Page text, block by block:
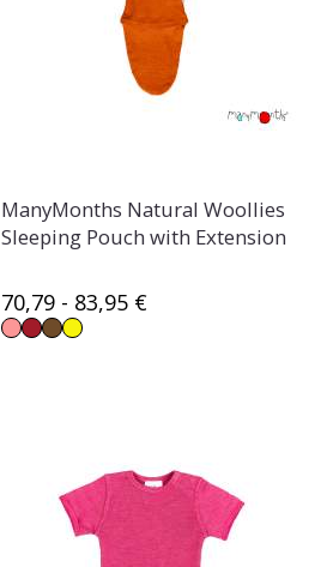
ManyMonths Natural Woollies
Sleeping Pouch with Extension
70,79 - 83,95 €